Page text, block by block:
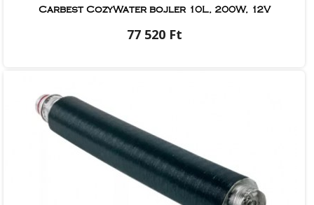
Carbest CozyWater bojler 10L, 200W, 12V
77 520 Ft